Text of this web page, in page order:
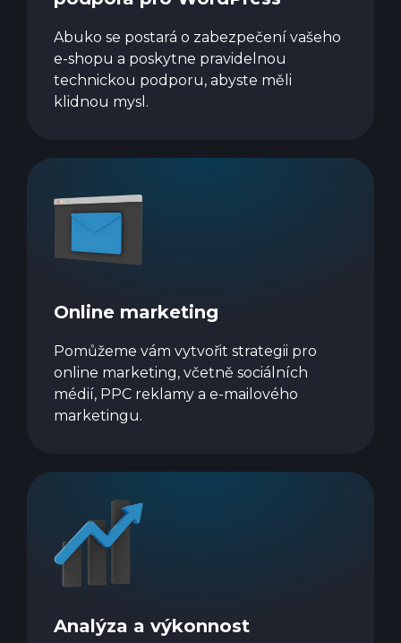
Abuko se postará o zabezpečení vašeho
e-shopu a poskytne pravidelnou
technickou podporu, abyste měli
klidnou mysl.
Online marketing
Pomůžeme vám vytvořit strategii pro
online marketing, včetně sociálních
médií, PPC reklamy a e-mailového
marketingu.
Analýza a výkonnost